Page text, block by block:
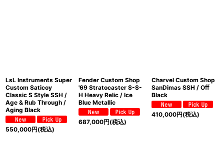
LsL Instruments Super
Custom Saticoy
Classic S Style SSH /
Age & Rub Through /
Aging Black
550,000円(税込)
Fender Custom Shop
'69 Stratocaster S-S-
H Heavy Relic / Ice
Blue Metallic
687,000円(税込)
Charvel Custom Shop
SanDimas SSH / Oﬀ
Black
410,000円(税込)